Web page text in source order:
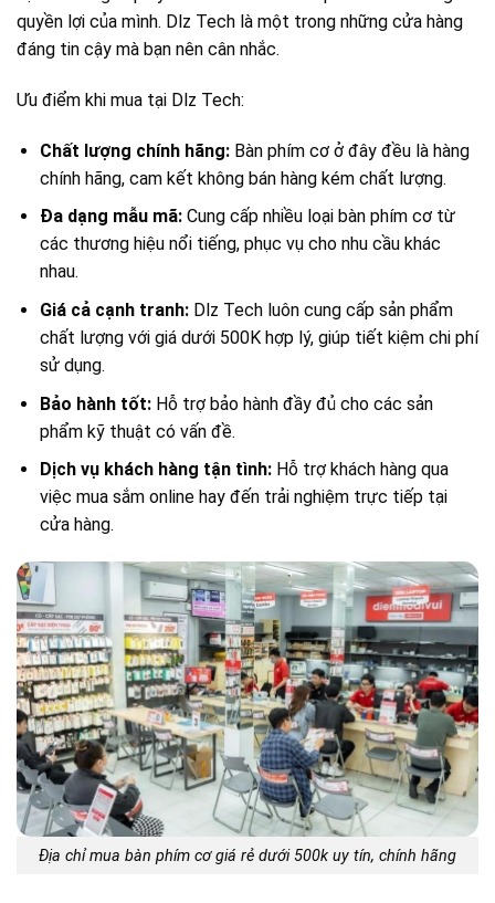
quyền lợi của mình. Dlz Tech là một trong những cửa hàng
đáng tin cậy mà bạn nên cân nhắc.
Ưu điểm khi mua tại Dlz Tech:
Chất lượng chính hãng:Bàn phím cơ ở đây đều là hàng
chính hãng, cam kết không bán hàng kém chất lượng.
Đa dạng mẫu mã:Cung cấp nhiều loại bàn phím cơ từ
các thương hiệu nổi tiếng, phục vụ cho nhu cầu khác
nhau.
Giá cả cạnh tranh:Dlz Tech luôn cung cấp sản phẩm
chất lượng với giá dưới 500K hợp lý, giúp tiết kiệm chi phí
sử dụng.
Bảo hành tốt:Hỗ trợ bảo hành đầy đủ cho các sản
phẩm kỹ thuật có vấn đề.
Dịch vụ khách hàng tận tình:Hỗ trợ khách hàng qua
việc mua sắm online hay đến trải nghiệm trực tiếp tại
cửa hàng.
Địa chỉ mua bàn phím cơ giá rẻ dưới 500k uy tín, chính hãng